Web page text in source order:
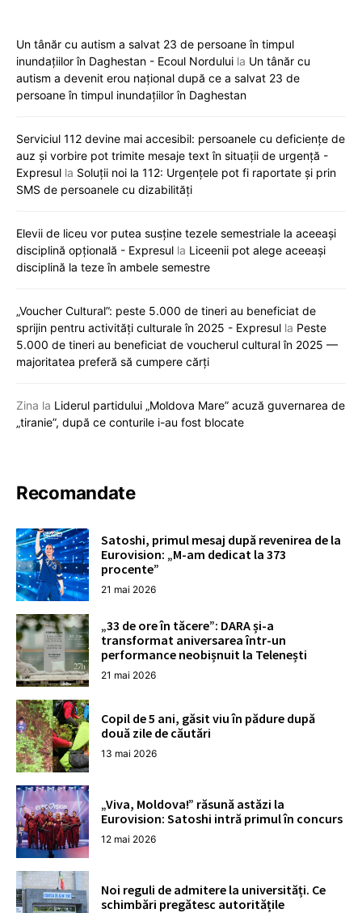
Un tânăr cu autism a salvat 23 de persoane în timpul
inundațiilor în Daghestan - Ecoul Nordului la Un tânăr cu
autism a devenit erou național după ce a salvat 23 de
persoane în timpul inundațiilor în Daghestan
Serviciul 112 devine mai accesibil: persoanele cu deficiențe de
auz și vorbire pot trimite mesaje text în situații de urgență -
Expresul la Soluții noi la 112: Urgențele pot fi raportate și prin
SMS de persoanele cu dizabilități
Elevii de liceu vor putea susține tezele semestriale la aceeași
disciplină opțională - Expresul la Liceenii pot alege aceeași
disciplină la teze în ambele semestre
„Voucher Cultural”: peste 5.000 de tineri au beneficiat de
sprijin pentru activități culturale în 2025 - Expresul la Peste
5.000 de tineri au beneficiat de voucherul cultural în 2025 —
majoritatea preferă să cumpere cărți
Zina la Liderul partidului „Moldova Mare” acuză guvernarea de
„tiranie”, după ce conturile i-au fost blocate
Recomandate
Satoshi, primul mesaj după revenirea de la
Eurovision: „M-am dedicat la 373
procente”
21 mai 2026
„33 de ore în tăcere”: DARA și-a
transformat aniversarea într-un
performance neobișnuit la Telenești
21 mai 2026
Copil de 5 ani, găsit viu în pădure după
două zile de căutări
13 mai 2026
„Viva, Moldova!” răsună astăzi la
Eurovision: Satoshi intră primul în concurs
12 mai 2026
Noi reguli de admitere la universități. Ce
schimbări pregătesc autoritățile